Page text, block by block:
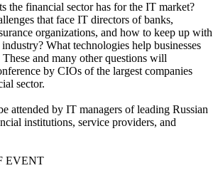
the financial sector has for the IT market?
that face IT directors of banks,
organizations, and how to keep up with
What technologies help businesses
and many other questions will
by CIOs of the largest companies
sector.
attended by IT managers of leading Russian
institutions, service providers, and
EVENT